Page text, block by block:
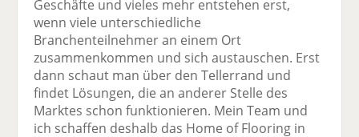
Geschäfte und vieles mehr entstehen erst,
wenn viele unterschiedliche
Branchenteilnehmer an einem Ort
zusammenkommen und sich austauschen. Erst
dann schaut man über den Tellerrand und
findet Lösungen, die an anderer Stelle des
Marktes schon funktionieren. Mein Team und
ich schaffen deshalb das Home of Flooring in